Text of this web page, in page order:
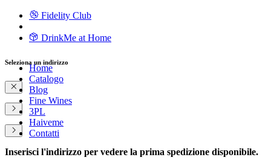
Fidelity Club
DrinkMe at Home
Home
Catalogo
Blog
Fine Wines
3PL
Haiveme
Contatti
Seleziona un indirizzo
Inserisci l'indirizzo per vedere la prima spedizione disponibile.